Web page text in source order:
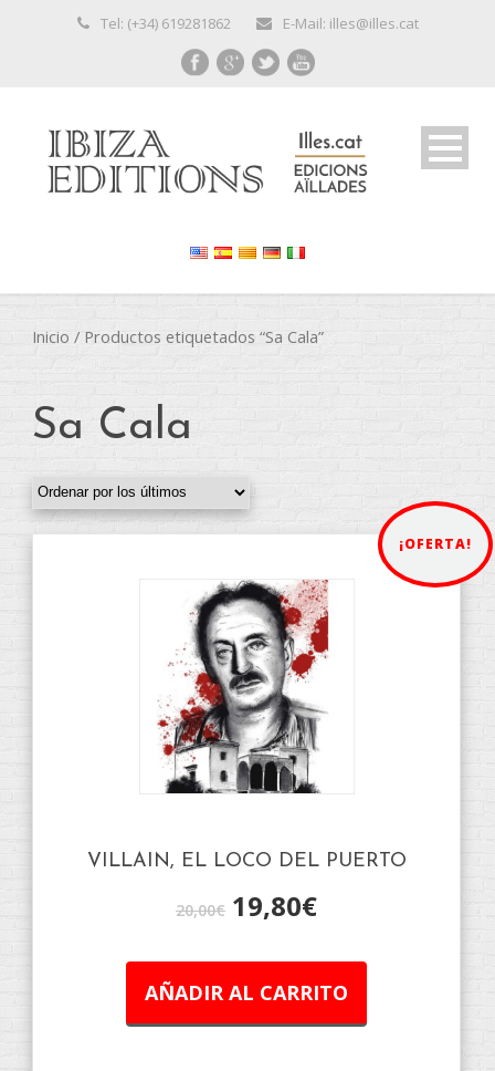
Tel: (+34) 619281862 E-Mail: illes@illes.cat
Inicio / Productos etiquetados “Sa Cala”
Sa Cala
¡OFERTA!
VILLAIN, EL LOCO DEL PUERTO
20,00€ 19,80€
AÑADIR AL CARRITO